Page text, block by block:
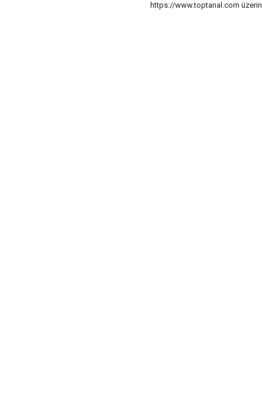
https://www.toptanal.com